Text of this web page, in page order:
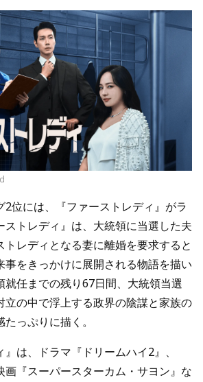
2位には、『ファーストレディ』がラ
ストレディ』は、大統領に当選した夫
トレディとなる妻に離婚を要求すると
事をきっかけに展開される物語を描い
就任までの残り67日間、大統領当選
立の中で浮上する政界の陰謀と家族の
っぷりに描く。
』は、ドラマ『ドリームハイ2』、
画『スーパースターカム・サヨン』な